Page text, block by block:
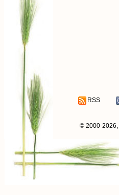
RSS
© 2000-2026,